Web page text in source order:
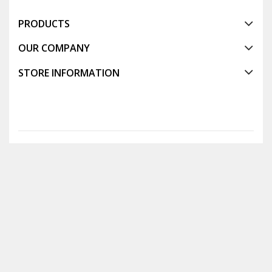
PRODUCTS
OUR COMPANY
STORE INFORMATION